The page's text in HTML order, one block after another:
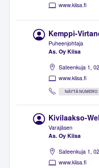
www.kiisa.fi
Kemppi-
Puheenjohtaja
As. Oy Kiisa
Sateenkuja 1,
www.kiisa.fi
NÄYTÄ NUMERO
Kivilaakso-
Varajäsen
As. Oy Kiisa
Sateenkuja 1,
www.kiisa.fi